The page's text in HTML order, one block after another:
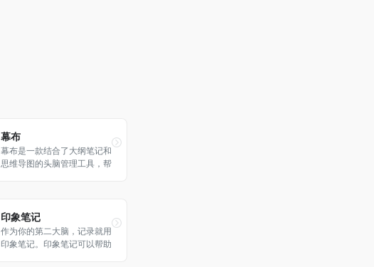
幕布
幕布是一款结合了大纲笔记和
思维导图的头脑管理工具，帮
暴。完整覆盖电脑端和移动端
印象笔记
作为你的第二大脑，记录就用
印象笔记。印象笔记可以帮助